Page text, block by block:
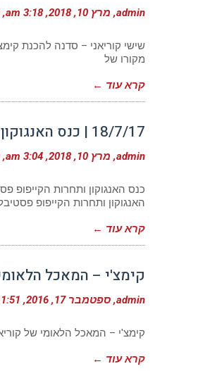
admin מרץ 10, 2018 3:18 am
שישי קוריאני – סדנה להכנת
מקורו של
קרא עוד ←
18/7/17 | כנס האנגוקון ותחרות הקייפופ פסטיבל 2017
admin מרץ 10, 2018 3:04 am
האנגוקון ותחרות הקייפופ
קרא עוד ←
קימצ'י – המאכל
admin ספטמבר 17, 2016 am
קימצ'י – המאכל הלאומי של
קרא עוד ←